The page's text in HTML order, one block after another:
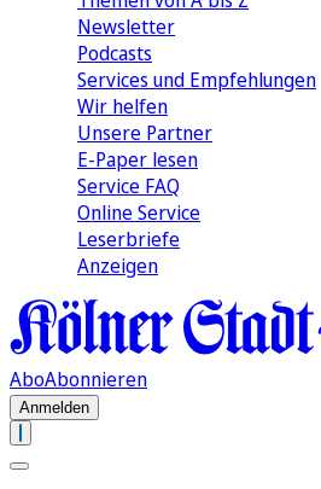
Newsletter
Podcasts
Services und Empfehlungen
Wir helfen
Unsere Partner
E-Paper lesen
Service FAQ
Online Service
Leserbriefe
Anzeigen
AboAbonnieren
Anmelden